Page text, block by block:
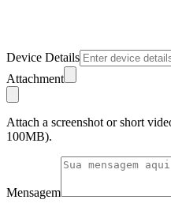
Device Details
Attachment
Attach a screenshot or short
100MB).
Mensagem